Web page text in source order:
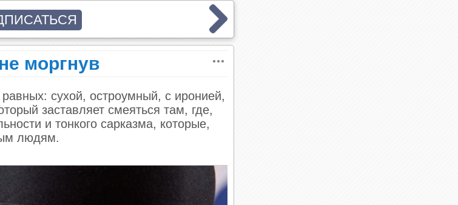
моргнув
сухой, остроумный, с иронией,
заставляет смеяться там, где,
и тонкого сарказма, которые,
людям.